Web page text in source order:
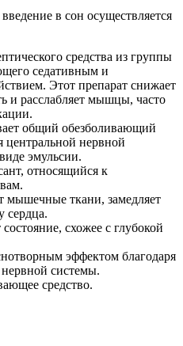
в сон осуществляется
средства из группы
седативным и
Этот препарат снижает
и расслабляет мышцы, часто
общий обезболивающий
центральной нервной
эмульсии.
относящийся к
мышечные ткани, замедляет
сердца.
схожее с глубокой
эффектом благодаря
системы.
средство.